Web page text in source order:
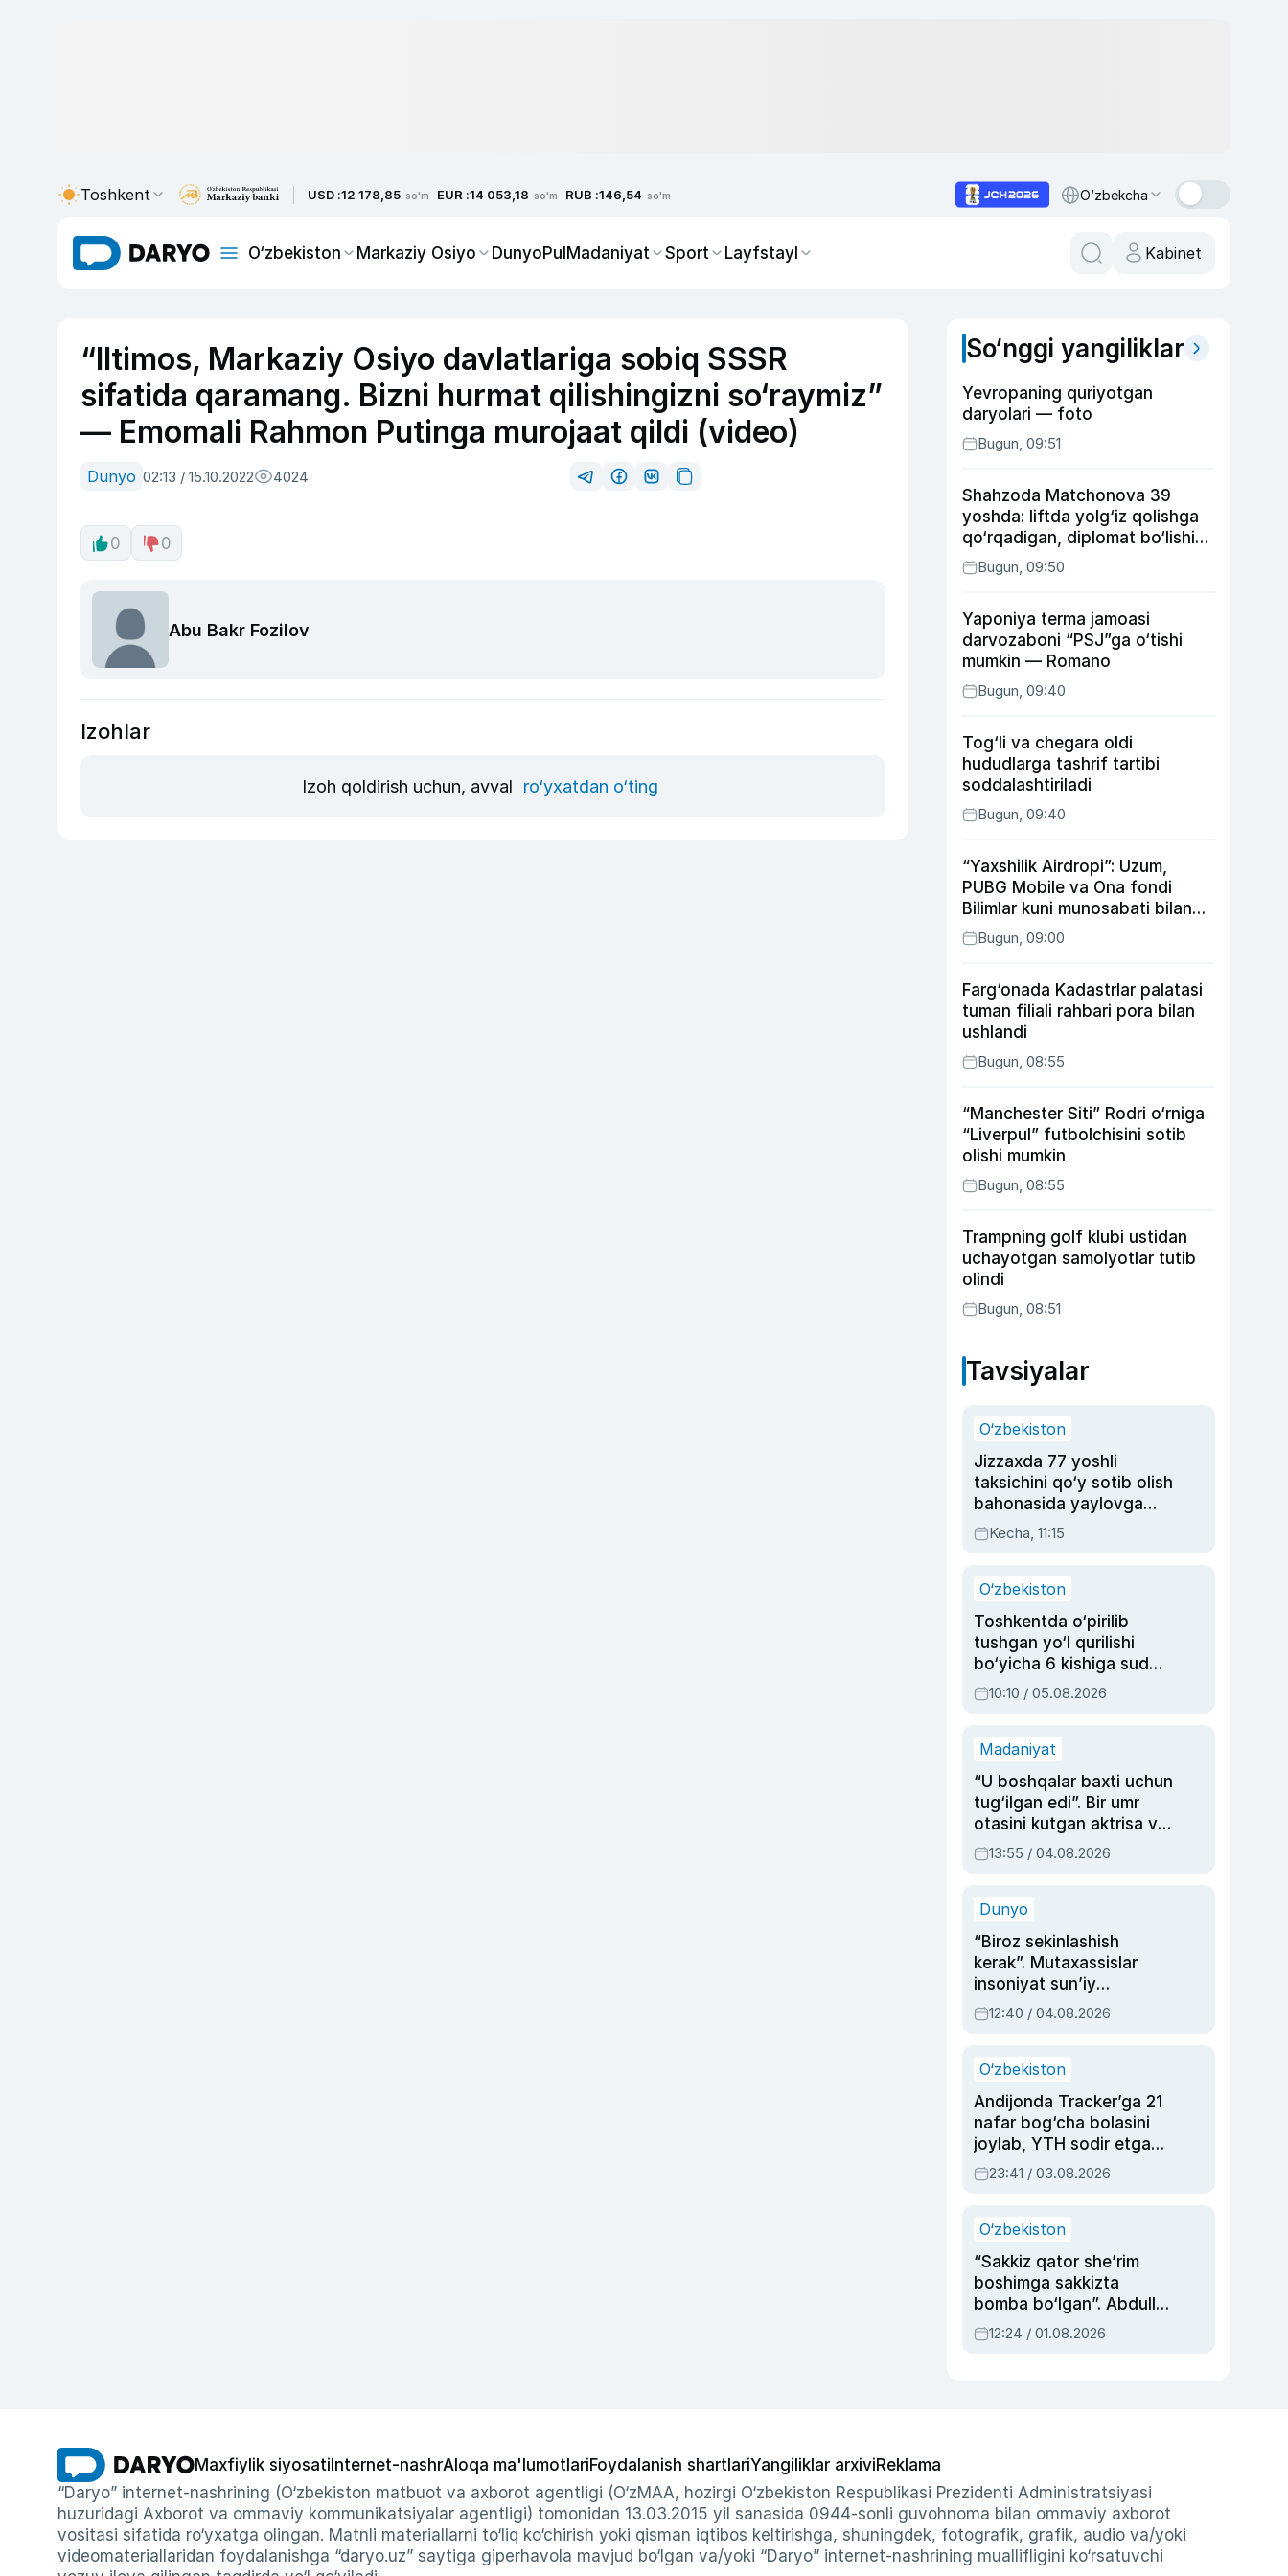
Toshkent USD :12 178,85 so'm EUR :14 053,18 so'm RUB :146,54 so'm O‘zbekcha
O‘zbekiston Markaziy Osiyo DunyoPulMadaniyat Sport Layfstayl Kabinet
“Iltimos, Markaziy Osiyo davlatlariga sobiq SSSR
sifatida qaramang. Bizni hurmat qilishingizni so‘raymiz”
— Emomali Rahmon Putinga murojaat qildi (video)
Dunyo 02:13 / 15.10.2022 4024
0 0
Abu Bakr Fozilov
Izohlar
Izoh qoldirish uchun, avval ro‘yxatdan o‘ting
So‘nggi yangiliklar
Yevropaning quriyotgan
daryolari — foto
Bugun, 09:51
Shahzoda Matchonova 39
yoshda: liftda yolg‘iz qolishga
qo‘rqadigan, diplomat bo‘lishi
kutilgan, ukasidan xafa bo‘lgan
aktrisa haqida
Bugun, 09:50
Yaponiya terma jamoasi
darvozaboni “PSJ”ga o‘tishi
mumkin — Romano
Bugun, 09:40
Tog‘li va chegara oldi
hududlarga tashrif tartibi
soddalashtiriladi
Bugun, 09:40
“Yaxshilik Airdropi”: Uzum,
PUBG Mobile va Ona fondi
Bilimlar kuni munosabati bilan
xayriya tadbirini yo‘lga
qo‘ymoqda
Bugun, 09:00
Farg‘onada Kadastrlar palatasi
tuman filiali rahbari pora bilan
ushlandi
Bugun, 08:55
“Manchester Siti” Rodri o‘rniga
“Liverpul” futbolchisini sotib
olishi mumkin
Bugun, 08:55
Trampning golf klubi ustidan
uchayotgan samolyotlar tutib
olindi
Bugun, 08:51
Tavsiyalar
O‘zbekiston
Jizzaxda 77 yoshli
taksichini qo‘y sotib olish
bahonasida yaylovga
olib borib o‘ldirgan yigit
20 yilga qamaldi
Kecha, 11:15
O‘zbekiston
Toshkentda o‘pirilib
tushgan yo‘l qurilishi
bo‘yicha 6 kishiga sud
hukmi o‘qildi
10:10 / 05.08.2026
Madaniyat
“U boshqalar baxti uchun
tug‘ilgan edi”. Bir umr
otasini kutgan aktrisa va
dublyaj ustasi Rimma
Ahmedovaning
13:55 / 04.08.2026
Dunyo
“Biroz sekinlashish
kerak”. Mutaxassislar
insoniyat sun’iy
intellektni boshqara
olmay qolishidan xavotir
12:40 / 04.08.2026
O‘zbekiston
Andijonda Tracker’ga 21
nafar bog‘cha bolasini
joylab, YTH sodir etgan
ayolga sud hukmi o‘qildi
23:41 / 03.08.2026
O‘zbekiston
“Sakkiz qator she’rim
boshimga sakkizta
bomba bo‘lgan”. Abdulla
Oripovni siyosiy
ayblovlardan asrab
12:24 / 01.08.2026
Maxfiylik siyosati Internet-nashrAloqa ma'lumotlariFoydalanish shartlariYangiliklar arxiviReklama
“Daryo” internet-nashrining (O‘zbekiston matbuot va axborot agentligi (O‘zMAA, hozirgi O‘zbekiston Respublikasi Prezidenti Administratsiyasi
huzuridagi Axborot va ommaviy kommunikatsiyalar agentligi) tomonidan 13.03.2015 yil sanasida 0944-sonli guvohnoma bilan ommaviy axborot
vositasi sifatida ro‘yxatga olingan. Matnli materiallarni to‘liq ko‘chirish yoki qisman iqtibos keltirishga, shuningdek, fotografik, grafik, audio va/yoki
videomateriallaridan foydalanishga “daryo.uz” saytiga giperhavola mavjud bo‘lgan va/yoki “Daryo” internet-nashrining muallifligini ko‘rsatuvchi